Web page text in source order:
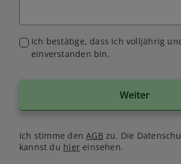
Ich bestätige, dass ich volljährig
einverstanden bin.
Weiter
Ich stimme denAGB zu. Die
kannst du hiereinsehen.